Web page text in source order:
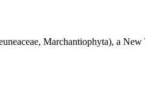
Marchantiophyta), a